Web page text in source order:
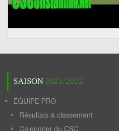
SAISON 2021/2022
ÉQUIPE PRO
Résultats & classement
Calendrier du CSC